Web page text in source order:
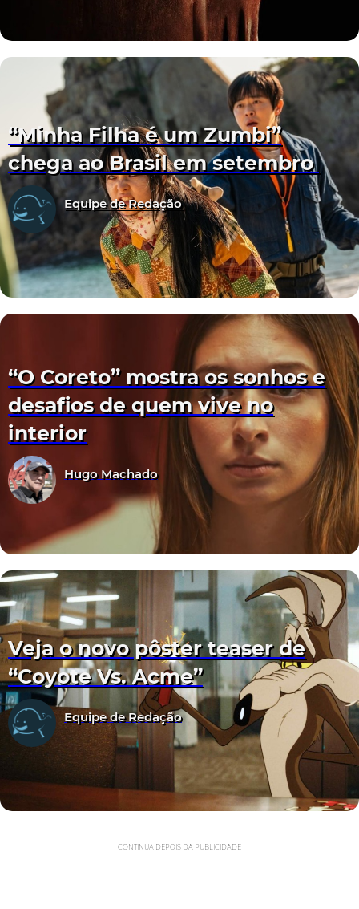
“Minha Filha é um Zumbi”
chega ao Brasil em setembro
Equipe de Redação
“O Coreto” mostra os sonhos e
desafios de quem vive no
interior
Hugo Machado
Veja o novo pôster teaser de
“Coyote Vs. Acme”
Equipe de Redação
CONTINUA DEPOIS DA PUBLICIDADE